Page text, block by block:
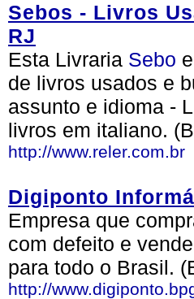
Sebos - Livros
RJ
Esta Livraria Sebo
de livros usados e
assunto e idioma -
livros em italiano.
http://www.reler.com.br
Digiponto
Empresa que
com defeito e
para todo o Brasil.
http://